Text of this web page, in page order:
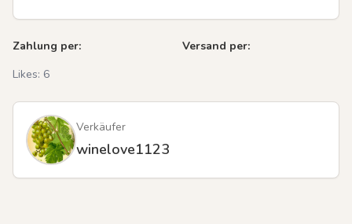
Zahlung per:
Versand per:
Likes: 6
Verkäufer
winelove1123